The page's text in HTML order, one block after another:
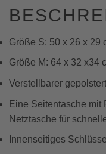
Größe S: 50 x 26 x 29
Größe M: 64 x 32 x34
Verstellbarer
Eine Seitentasche
Netztasche für
Innenseitiges